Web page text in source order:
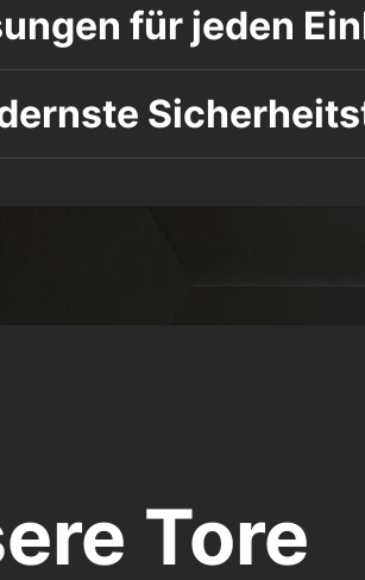
für jeden
Tore